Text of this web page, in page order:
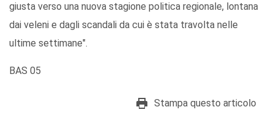
giusta verso una nuova stagione politica regionale, lontana
dai veleni e dagli scandali da cui è stata travolta nelle
ultime settimane".
BAS 05
Stampa questo articolo